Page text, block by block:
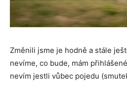
Změnili jsme je hodně a stále
nevíme, co bude, mám
nevím jestli vůbec pojedu